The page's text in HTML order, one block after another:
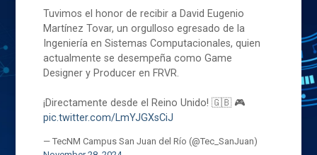
Tuvimos el honor de recibir a David Eugenio
Martínez Tovar, un orgulloso egresado de la
Ingeniería en Sistemas Computacionales, quien
actualmente se desempeña como Game
Designer y Producer en FRVR.
¡Directamente desde el Reino Unido! 🇬🇧 🎮
pic.twitter.com/LmYJGXsCiJ
— TecNM Campus San Juan del Río (@Tec_SanJuan)